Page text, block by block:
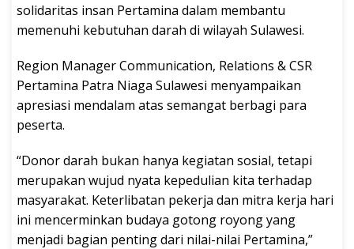
solidaritas insan Pertamina dalam membantu
memenuhi kebutuhan darah di wilayah Sulawesi.
Region Manager Communication, Relations & CSR
Pertamina Patra Niaga Sulawesi menyampaikan
apresiasi mendalam atas semangat berbagi para
peserta.
“Donor darah bukan hanya kegiatan sosial, tetapi
merupakan wujud nyata kepedulian kita terhadap
masyarakat. Keterlibatan pekerja dan mitra kerja hari
ini mencerminkan budaya gotong royong yang
menjadi bagian penting dari nilai-nilai Pertamina,”